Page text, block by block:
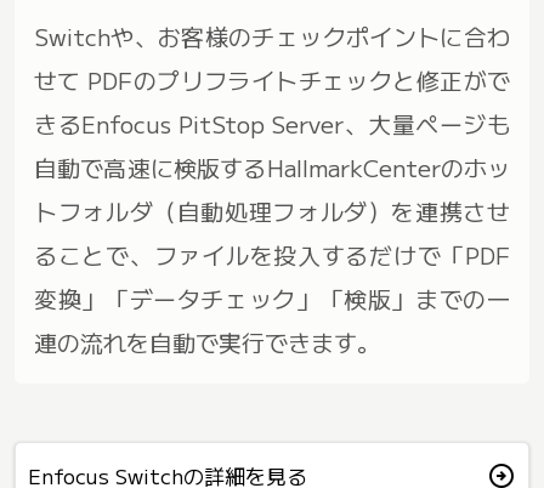
Switchや、お客様のチェックポイントに合わ
せて PDFのプリフライトチェックと修正がで
きるEnfocus PitStop Server、大量ページも
自動で高速に検版するHallmarkCenterのホッ
トフォルダ（自動処理フォルダ）を連携させ
ることで、ファイルを投入するだけで「PDF
変換」「データチェック」「検版」までの一
連の流れを自動で実行できます。
Enfocus Switchの詳細を見る arrow_circle_right